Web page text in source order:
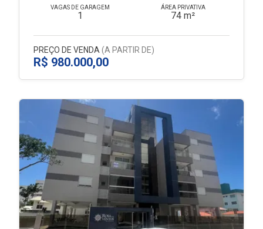
VAGAS DE GARAGEM
1
ÁREA PRIVATIVA
74 m²
PREÇO DE VENDA (A PARTIR DE)
R$ 980.000,00